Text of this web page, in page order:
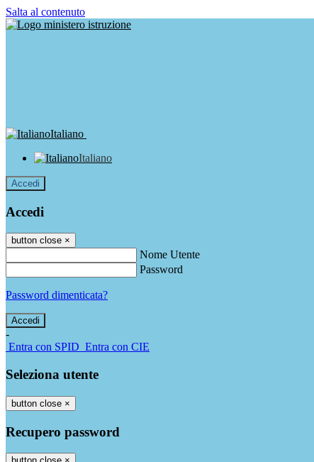
Salta al contenuto
Italiano
Italiano
Accedi
Accedi
button close ×
Nome Utente
Password
Password dimenticata?
-
Entra con SPID Entra con CIE
Seleziona utente
button close ×
Recupero password